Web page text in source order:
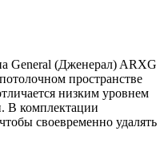
General (Дженерал) ARXG
пространстве
низким уровнем
В комплектации
своевременно удалять